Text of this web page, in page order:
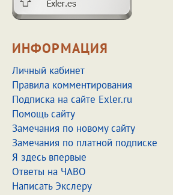
ИНФОРМАЦИЯ
Личный кабинет
Правила комментирования
Подписка на сайте Exler.ru
Помощь сайту
Замечания по новому сайту
Замечания по платной подписке
Я здесь впервые
Ответы на ЧАВО
Написать Экслеру